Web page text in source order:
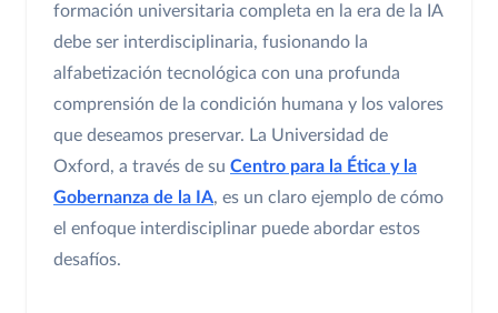
formación universitaria completa en la era de la IA
debe ser interdisciplinaria, fusionando la
alfabetización tecnológica con una profunda
comprensión de la condición humana y los valores
que deseamos preservar. La Universidad de
Oxford, a través de su Centro para la Ética y la
Gobernanza de la IA, es un claro ejemplo de cómo
el enfoque interdisciplinar puede abordar estos
desafíos.